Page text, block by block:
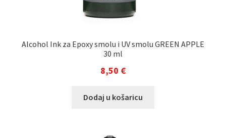
Alcohol Ink za Epoxy smolu i UV smolu GREEN APPLE
30 ml
8,50 €
Dodaj u košaricu